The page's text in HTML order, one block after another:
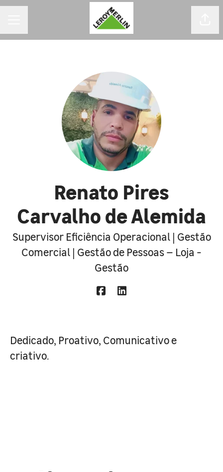
Renato Pires
Carvalho de Alemida
Supervisor Eficiência Operacional | Gestão
Comercial | Gestão de Pessoas – Loja -
Gestão
Dedicado, Proativo, Comunicativo e
criativo.